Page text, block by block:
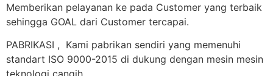
Memberikan pelayanan ke pada Customer yang terbaik
sehingga GOAL dari Customer tercapai.
PABRIKASI , Kami pabrikan sendiri yang memenuhi
standart ISO 9000-2015 di dukung dengan mesin mesin